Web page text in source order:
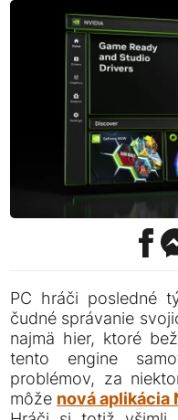
PC hráči posledné
čudné správanie
najmä hier, ktoré
tento engine
problémov, za
môže nová aplikácia